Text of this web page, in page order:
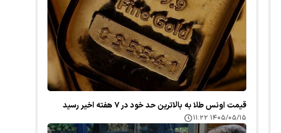
قیمت اونس طلا به بالاترین حد خود در ۷ هفته اخیر رسید
۱۴۰۵/۰۵/۱۵ ۱۱:۲۲